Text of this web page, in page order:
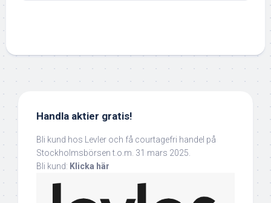
Handla aktier gratis!
Bli kund hos Levler och få courtagefri handel på
Stockholmsbörsen t.o.m. 31 mars 2025.
Bli kund: Klicka här